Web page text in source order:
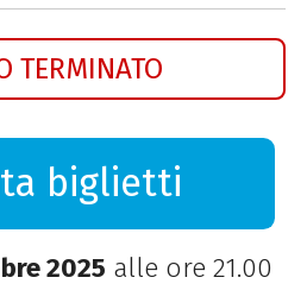
TERMINATO
biglietti
2025 alle ore 21.00